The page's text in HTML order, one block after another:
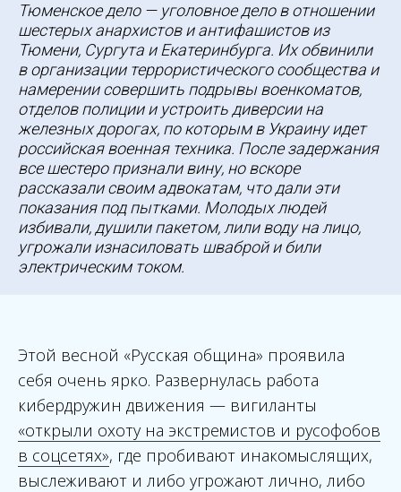
Тюменское дело — уголовное дело в отношении
шестерых анархистов и антифашистов из
Тюмени, Сургута и Екатеринбурга. Их обвинили
в организации террористического сообщества и
намерении совершить подрывы военкоматов,
отделов полиции и устроить диверсии на
железных дорогах, по которым в Украину идет
российская военная техника. После задержания
все шестеро признали вину, но вскоре
рассказали своим адвокатам, что дали эти
показания под пытками. Молодых людей
избивали, душили пакетом, лили воду на лицо,
угрожали изнасиловать шваброй и били
электрическим током.
Этой весной «Русская община» проявила
себя очень ярко. Развернулась работа
кибердружин движения — вигиланты
«открыли охоту на экстремистов и русофобов
в соцсетях», где пробивают инакомыслящих,
выслеживают и либо угрожают лично, либо